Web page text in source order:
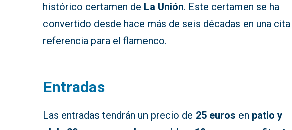
histórico certamen de La Unión. Este certamen se ha
convertido desde hace más de seis décadas en una
referencia para el flamenco.
Entradas
Las entradas tendrán un precio de 25 euros en patio y